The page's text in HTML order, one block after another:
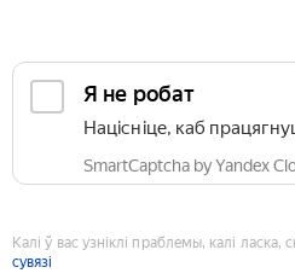
Я не робат
Націсніце, каб
SmartCaptcha by Yandex
Калі ў вас узніклі праблемы, калі ласка,
сувязі